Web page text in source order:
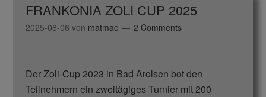
FRANKONIA ZOLI CUP 2025
2025-08-06 von matmac 2 Comments
Der Zoli-Cup 2023 in Bad Arolsen bot den
Teilnehmern ein zweitägiges Turnier mit 200